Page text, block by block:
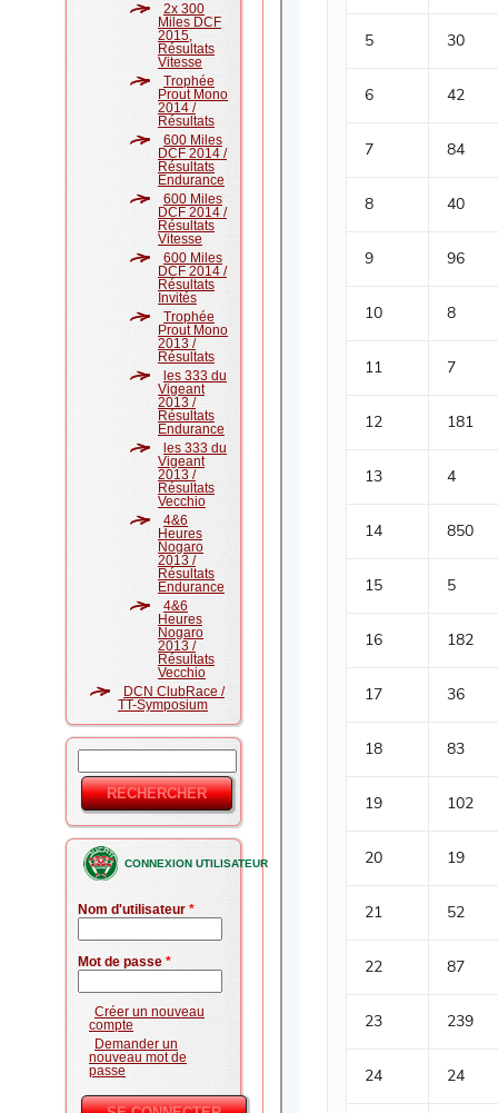
2x 300
Miles DCF
2015,
Résultats
Vitesse
Trophée
Prout Mono
2014 /
Résultats
600 Miles
DCF 2014 /
Résultats
Endurance
600 Miles
DCF 2014 /
Résultats
Vitesse
600 Miles
DCF 2014 /
Résultats
Invités
Trophée
Prout Mono
2013 /
Résultats
les 333 du
Vigeant
2013 /
Résultats
Endurance
les 333 du
Vigeant
2013 /
Résultats
Vecchio
4&6
Heures
Nogaro
2013 /
Résultats
Endurance
4&6
Heures
Nogaro
2013 /
Résultats
Vecchio
DCN ClubRace /
TT-Symposium
Formulaire
de
recherche
CONNEXION UTILISATEUR
Nom d'utilisateur *
Mot de passe *
Créer un nouveau
compte
Demander un
nouveau mot de
passe